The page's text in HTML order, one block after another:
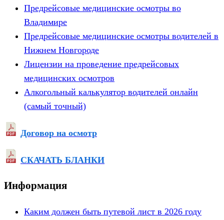
Предрейсовые медицинские осмотры во
Владимире
Предрейсовые медицинские осмотры водителей в
Нижнем Новгороде
Лицензии на проведение предрейсовых
медицинских осмотров
Алкогольный калькулятор водителей онлайн
(самый точный)
Договор на осмотр
СКАЧАТЬ БЛАНКИ
Информация
Каким должен быть путевой лист в 2026 году